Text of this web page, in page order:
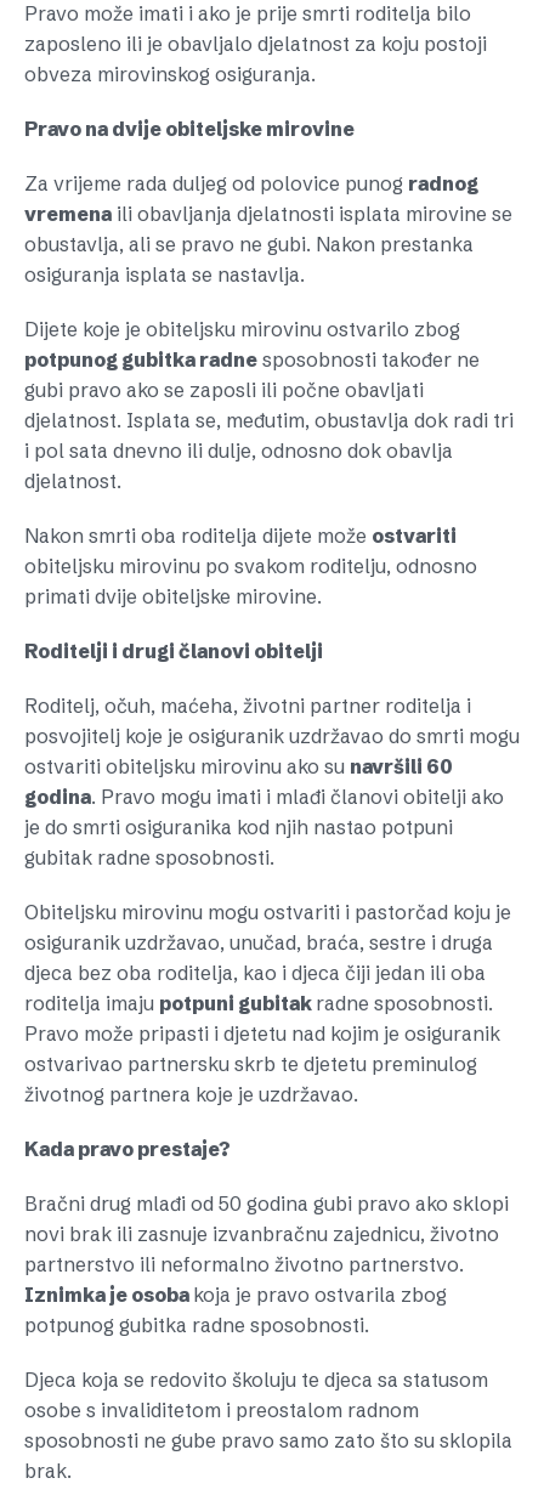
Pravo može imati i ako je prije smrti roditelja bilo
zaposleno ili je obavljalo djelatnost za koju postoji
obveza mirovinskog osiguranja.
Pravo na dvije obiteljske mirovine
Za vrijeme rada duljeg od polovice punog radnog
vremena ili obavljanja djelatnosti isplata mirovine se
obustavlja, ali se pravo ne gubi. Nakon prestanka
osiguranja isplata se nastavlja.
Dijete koje je obiteljsku mirovinu ostvarilo zbog
potpunog gubitka radne sposobnosti također ne
gubi pravo ako se zaposli ili počne obavljati
djelatnost. Isplata se, međutim, obustavlja dok radi tri
i pol sata dnevno ili dulje, odnosno dok obavlja
djelatnost.
Nakon smrti oba roditelja dijete može ostvariti
obiteljsku mirovinu po svakom roditelju, odnosno
primati dvije obiteljske mirovine.
Roditelji i drugi članovi obitelji
Roditelj, očuh, maćeha, životni partner roditelja i
posvojitelj koje je osiguranik uzdržavao do smrti mogu
ostvariti obiteljsku mirovinu ako su navršili 60
godina. Pravo mogu imati i mlađi članovi obitelji ako
je do smrti osiguranika kod njih nastao potpuni
gubitak radne sposobnosti.
Obiteljsku mirovinu mogu ostvariti i pastorčad koju je
osiguranik uzdržavao, unučad, braća, sestre i druga
djeca bez oba roditelja, kao i djeca čiji jedan ili oba
roditelja imaju potpuni gubitak radne sposobnosti.
Pravo može pripasti i djetetu nad kojim je osiguranik
ostvarivao partnersku skrb te djetetu preminulog
životnog partnera koje je uzdržavao.
Kada pravo prestaje?
Bračni drug mlađi od 50 godina gubi pravo ako sklopi
novi brak ili zasnuje izvanbračnu zajednicu, životno
partnerstvo ili neformalno životno partnerstvo.
Iznimka je osoba koja je pravo ostvarila zbog
potpunog gubitka radne sposobnosti.
Djeca koja se redovito školuju te djeca sa statusom
osobe s invaliditetom i preostalom radnom
sposobnosti ne gube pravo samo zato što su sklopila
brak.